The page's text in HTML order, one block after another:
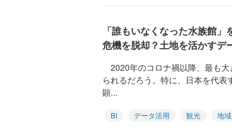
「誰もいなくなった水族館
危機を脱却？土地を活かすデ
2020年のコロナ禍以降、最も
られるだろう。特に、日本を代
顕...
BI データ活用 観光
地